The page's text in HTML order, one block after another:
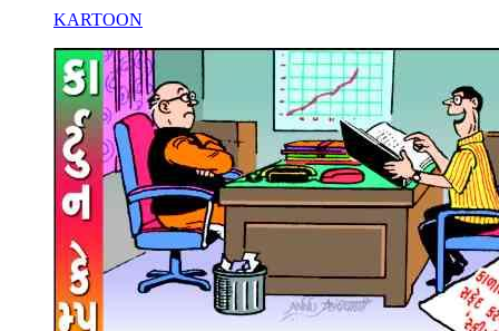
KARTOON